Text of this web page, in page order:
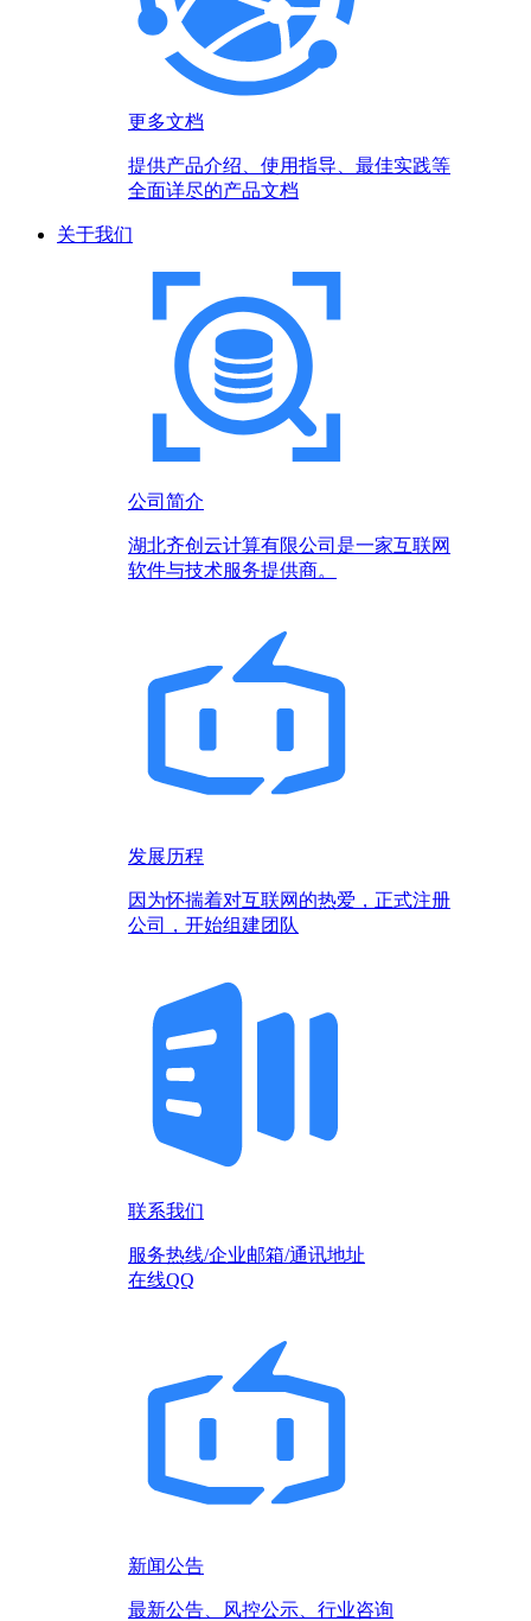
更多文档
提供产品介绍、使用指导、最佳实践等
全面详尽的产品文档
关于我们
公司简介
湖北齐创云计算有限公司是一家互联网
软件与技术服务提供商。
发展历程
因为怀揣着对互联网的热爱，正式注册
公司，开始组建团队
联系我们
服务热线/企业邮箱/通讯地址
在线QQ
新闻公告
最新公告、风控公示、行业咨询